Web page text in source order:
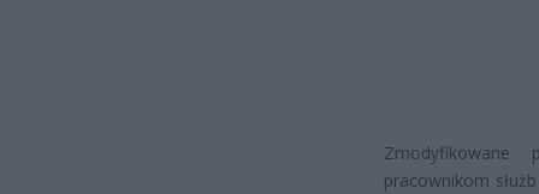
Zmodyfikowane
pracownikom